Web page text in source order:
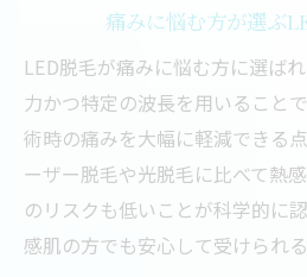
痛みに悩む方が選ぶ
LED脱毛が痛みに悩む方に選ば
力かつ特定の波長を用いること
術時の痛みを大幅に軽減できる
ーザー脱毛や光脱毛に比べて熱
のリスクも低いことが科学的に
感肌の方でも安心して受けられる